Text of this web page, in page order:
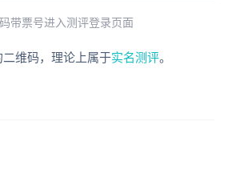
带票号进入测评登录页面
维码，理论上属于实名测评。